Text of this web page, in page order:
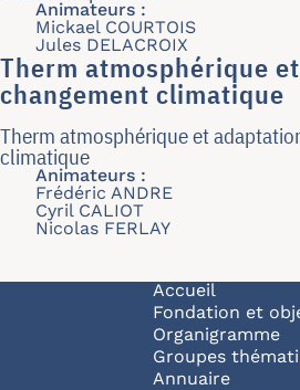
Animateurs :
Mickael COURTOIS
Jules DELACROIX
Therm atmosphérique
changement climatique
Therm atmosphérique et
climatique
Animateurs :
Frédéric ANDRE
Cyril CALIOT
Nicolas FERLAY
Navigation
Accueil
Fondation et
Organigramme
Groupes
Annuaire